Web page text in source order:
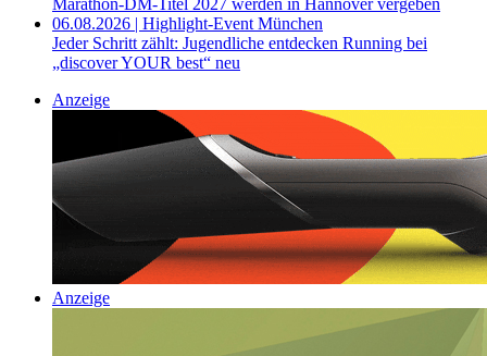
06.08.2026 | Highlight-Event München
Jeder Schritt zählt: Jugendliche entdecken Running bei
„discover YOUR best“ neu
Anzeige
Anzeige